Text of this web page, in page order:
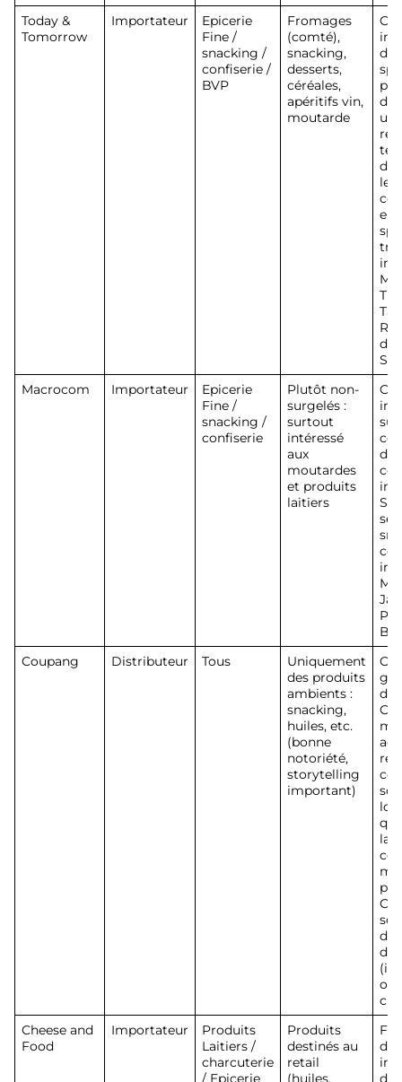
Today &
Tomorrow
Importateur
Epicerie
Fine /
snacking /
confiserie /
BVP
Fromages
(comté),
snacking,
desserts,
céréales,
apéritifs vin,
moutarde
de
les
Macrocom
Importateur
Epicerie
Fine /
snacking /
confiserie
Plutôt non-
surgelés :
surtout
intéressé
aux
moutardes
et produits
laitiers
Coupang
Distributeur Tous
Uniquement
des produits
ambients :
snacking,
huiles, etc.
(bonne
notoriété,
storytelling
important)
de
qui
la
de
ou
Cheese and
Food
Importateur
Produits
Laitiers /
charcuterie
/ Epicerie
Produits
destinés au
retail
(huiles,